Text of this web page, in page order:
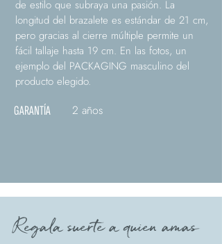
de estilo que subraya una pasión. La
longitud del brazalete es estándar de 21 cm,
pero gracias al cierre múltiple permite un
fácil tallaje hasta 19 cm. En las fotos, un
ejemplo del PACKAGING masculino del
producto elegido.
GARANTÍA 2 años
Regala suerte a quien amas